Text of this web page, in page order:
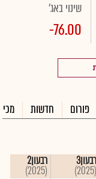
שינוי באג'
-76.00
פורום חדשות
רבעון3
(2025)
רבעון2
(2025)